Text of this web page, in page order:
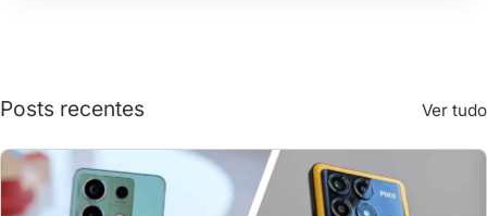
Posts recentes Ver tudo